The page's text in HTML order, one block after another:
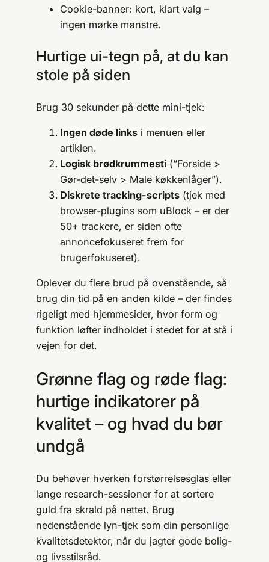
Cookie-banner: kort, klart valg –
ingen mørke mønstre.
Hurtige ui-tegn på, at du kan
stole på siden
Brug 30 sekunder på dette mini-tjek:
Ingen døde links i menuen eller
artiklen.
Logisk brødkrummesti (“Forside >
Gør-det-selv > Male køkkenlåger”).
Diskrete tracking-scripts (tjek med
browser-plugins som uBlock – er der
50+ trackere, er siden ofte
annoncefokuseret frem for
brugerfokuseret).
Oplever du flere brud på ovenstående, så
brug din tid på en anden kilde – der findes
rigeligt med hjemmesider, hvor form og
funktion løfter indholdet i stedet for at stå i
vejen for det.
Grønne flag og røde flag:
hurtige indikatorer på
kvalitet – og hvad du bør
undgå
Du behøver hverken forstørrelsesglas eller
lange research-sessioner for at sortere
guld fra skrald på nettet. Brug
nedenstående lyn-tjek som din personlige
kvalitetsdetektor, når du jagter gode bolig-
og livsstilsråd.